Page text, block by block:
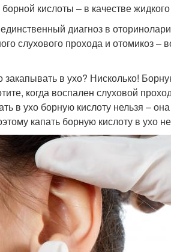
кислоты – в качестве
диагноз в
слухового прохода и отомикоз –
в ухо? Нисколько!
когда воспален слуховой
в ухо борную кислоту нельзя –
капать борную кислоту в ухо